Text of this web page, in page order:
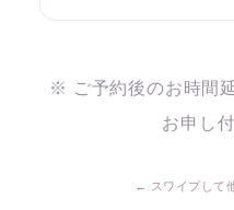
※ ご予約後のお時間
お申し